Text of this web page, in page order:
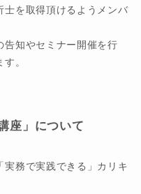
士を取得頂けるようメンバ
告知やセミナー開催を行
。
座」について
実務で実践できる」カリキ